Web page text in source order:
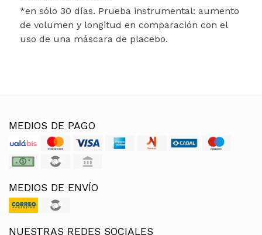
*en sólo 30 días. Prueba instrumental: aumento
de volumen y longitud en comparación con el
uso de una máscara de placebo.
MEDIOS DE PAGO
MEDIOS DE ENVÍO
NUESTRAS REDES SOCIALES